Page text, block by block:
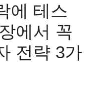
에 테스
에서 꼭
전략 3가